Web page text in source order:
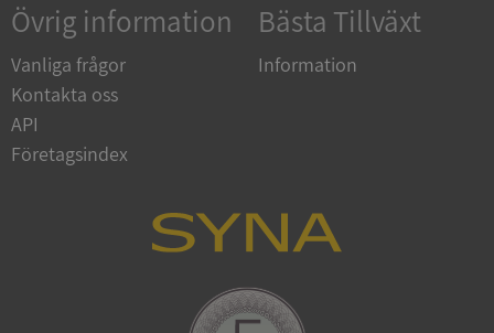
Övrig information
Vanliga frågor
Kontakta oss
API
Företagsindex
Bästa Tillväxt
Information
__RequestVerificationToken
Microsoft